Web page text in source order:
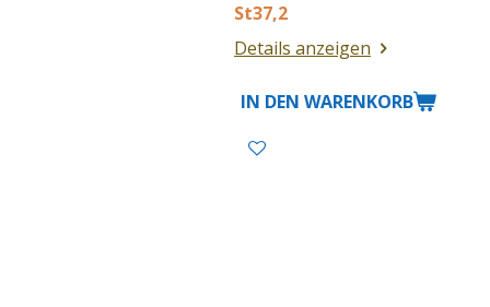
St37,2
Details anzeigen
IN DEN WARENKORB